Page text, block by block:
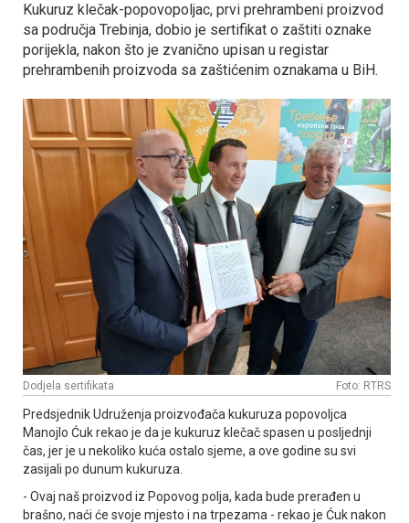
Kukuruz klečak-popovopoljac, prvi prehrambeni proizvod
sa područja Trebinja, dobio je sertifikat o zaštiti oznake
porijekla, nakon što je zvanično upisan u registar
prehrambenih proizvoda sa zaštićenim oznakama u BiH.
Dodjela sertifikata Foto: RTRS
Predsjednik Udruženja proizvođača kukuruza popovoljca
Manojlo Ćuk rekao je da je kukuruz klečač spasen u posljednji
čas, jer je u nekoliko kuća ostalo sjeme, a ove godine su svi
zasijali po dunum kukuruza.
- Ovaj naš proizvod iz Popovog polja, kada bude prerađen u
brašno, naći će svoje mjesto i na trpezama - rekao je Ćuk nakon